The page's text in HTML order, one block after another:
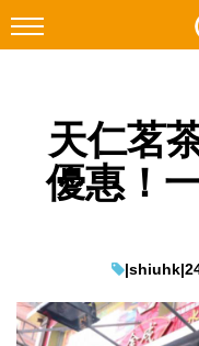
Facebook
科技焦點
教學評測
天仁茗
優惠！
|shiuhk|